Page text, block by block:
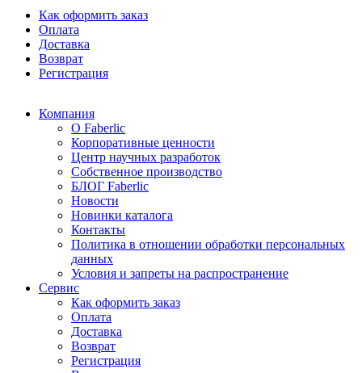
Как оформить заказ
Оплата
Доставка
Возврат
Регистрация
Компания
О Faberlic
Корпоративные ценности
Центр научных разработок
Собственное производство
БЛОГ Faberlic
Новости
Новинки каталога
Контакты
Политика в отношении обработки персональных
данных
Условия и запреты на распространение
Сервис
Как оформить заказ
Оплата
Доставка
Возврат
Регистрация